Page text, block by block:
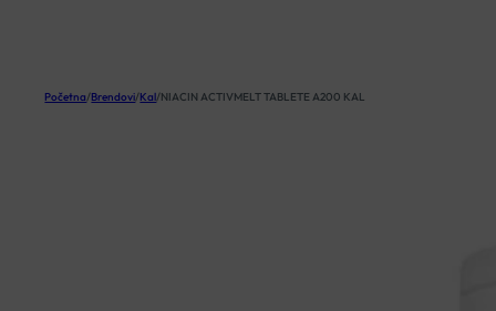
Početna/Brendovi/Kal/NIACIN ACTIVMELT TABLETE A200 KAL